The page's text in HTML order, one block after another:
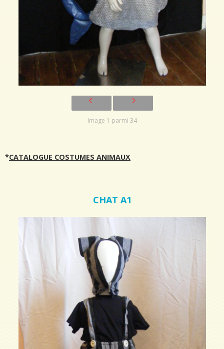
Image 1 parmi 34
*CATALOGUE COSTUMES ANIMAUX
CHAT A1